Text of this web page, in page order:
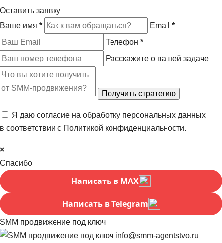
Оставить заявку
Ваше имя * Email *
Телефон *
Расскажите о вашей задаче
Я даю согласие на обработку персональных данных
в соответствии с Политикой конфиденциальности.
×
Спасибо
Написать в MAX
Написать в Telegram
SMM продвижение под ключ
info@smm-agentstvo.ru